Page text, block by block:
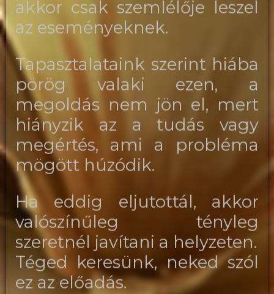
akkor csak szemlélője leszel
az eseményeknek.
Tapasztalataink szerint hiába
pörög valaki ezen, a
megoldás nem jön el, mert
hiányzik az a tudás vagy
megértés, ami a probléma
mögött húzódik.
Ha eddig eljutottál, akkor
valószínűleg tényleg
szeretnél javítani a helyzeten.
Téged keresünk, neked szól
ez az előadás.